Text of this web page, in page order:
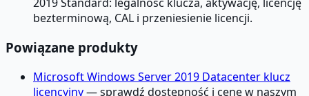
bezterminową, CAL i przeniesienie licencji.
Powiązane produkty
Microsoft Windows Server 2019 Datacenter klucz
licencyjny— sprawdź dostępność i cenę w naszym